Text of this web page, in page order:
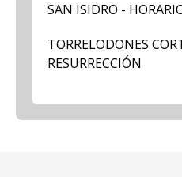
SAN ISIDRO -
TORRELODONES
RESURRECCIÓN